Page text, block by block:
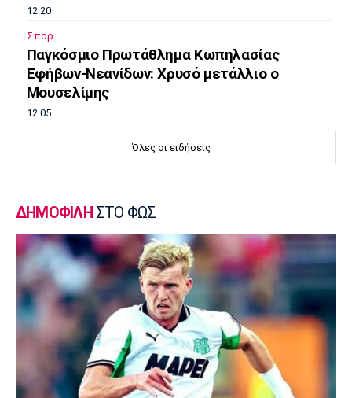
12:20
Σπορ
Παγκόσμιο Πρωτάθλημα Κωπηλασίας
Εφήβων-Νεανίδων: Χρυσό μετάλλιο ο
Μουσελίμης
12:05
Αναντολού Εφές: Καθυστερεί η επιστροφή
Μπάσκετ Ελλάδα
Εθνική Νεανίδων: Κόντρα στην Ισλανδία για
την πέμπτη θέση
11:35
Ποδόσφαιρο - Διεθνή
FIFA: Προειδοποιεί για προσπάθεια
υπονόμευσης του Ινφαντίνο
Super League 1
Όλες οι ειδήσεις
ΔΗΜΟΦΙΛΗ ΣΤΟ ΦΩΣ